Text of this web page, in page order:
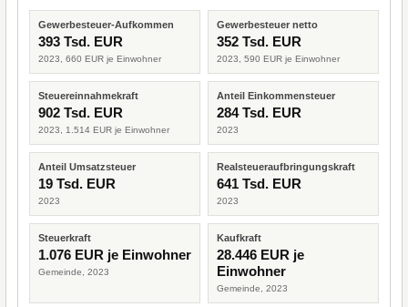
Gewerbesteuer-Aufkommen
393 Tsd. EUR
2023, 660 EUR je Einwohner
Gewerbesteuer netto
352 Tsd. EUR
2023, 590 EUR je Einwohner
Steuereinnahmekraft
902 Tsd. EUR
2023, 1.514 EUR je Einwohner
Anteil Einkommensteuer
284 Tsd. EUR
2023
Anteil Umsatzsteuer
19 Tsd. EUR
2023
Realsteueraufbringungskraft
641 Tsd. EUR
2023
Steuerkraft
1.076 EUR je Einwohner
Gemeinde, 2023
Kaufkraft
28.446 EUR je
Einwohner
Gemeinde, 2023